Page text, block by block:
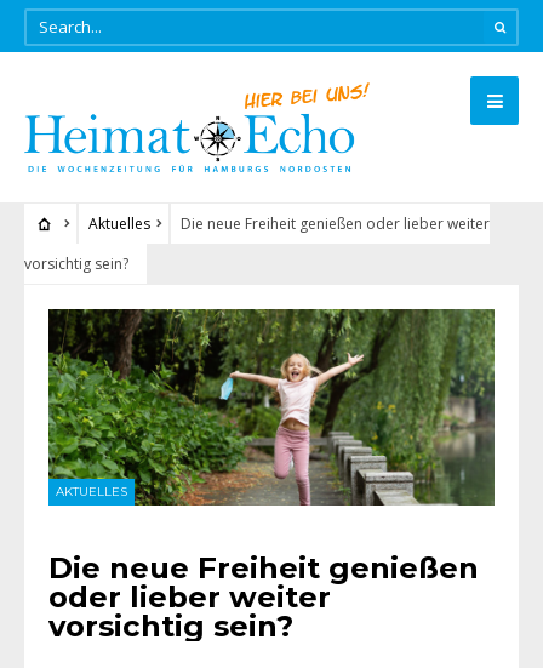
Aktuelles
Die neue Freiheit genießen oder lieber weiter
vorsichtig sein?
AKTUELLES
Die neue Freiheit genießen
oder lieber weiter
vorsichtig sein?